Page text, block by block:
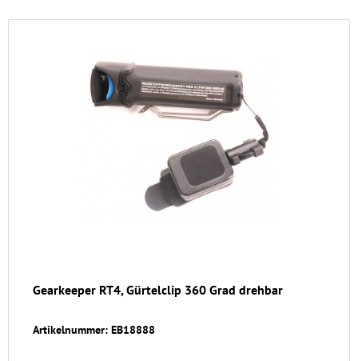
Gearkeeper RT4, Gürtelclip 360 Grad drehbar
Artikelnummer: EB18888